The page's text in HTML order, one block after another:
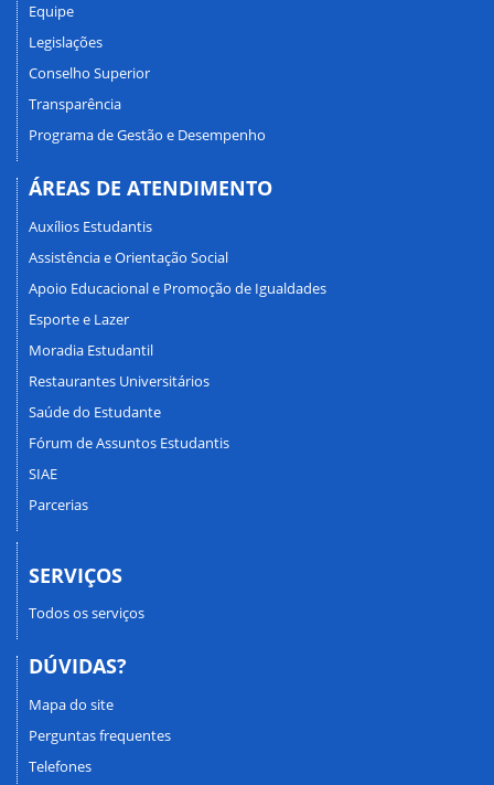
Equipe
Legislações
Conselho Superior
Transparência
Programa de Gestão e Desempenho
ÁREAS DE ATENDIMENTO
Auxílios Estudantis
Assistência e Orientação Social
Apoio Educacional e Promoção de Igualdades
Esporte e Lazer
Moradia Estudantil
Restaurantes Universitários
Saúde do Estudante
Fórum de Assuntos Estudantis
SIAE
Parcerias
SERVIÇOS
Todos os serviços
DÚVIDAS?
Mapa do site
Perguntas frequentes
Telefones